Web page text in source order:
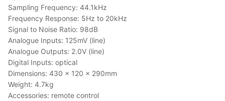
Sampling Frequency: 44.1kHz
Frequency Response: 5Hz to 20kHz
Signal to Noise Ratio: 98dB
Analogue Inputs: 125mV (line)
Analogue Outputs: 2.0V (line)
Digital Inputs: optical
Dimensions: 430 x 120 x 290mm
Weight: 4.7kg
Accessories: remote control